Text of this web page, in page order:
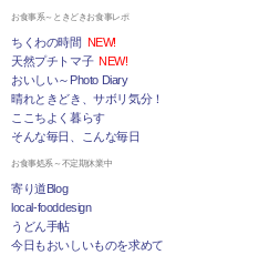
お食事系～ときどきお食事レポ
ちくわの時間 NEW!
天然プチトマ子 NEW!
おいしい～Photo Diary
晴れときどき、サボリ気分！
ここちよく暮らす
そんな毎日、こんな毎日
お食事処系～不定期休業中
寄り道Blog
local-fooddesign
うどん手帖
今日もおいしいものを求めて